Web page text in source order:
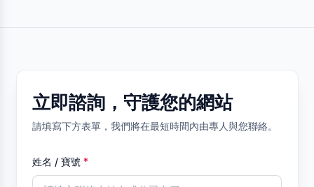
立即諮詢，守護您的網站
請填寫下方表單，我們將在最短時間內由專人與您聯絡。
姓名 / 寶號 *